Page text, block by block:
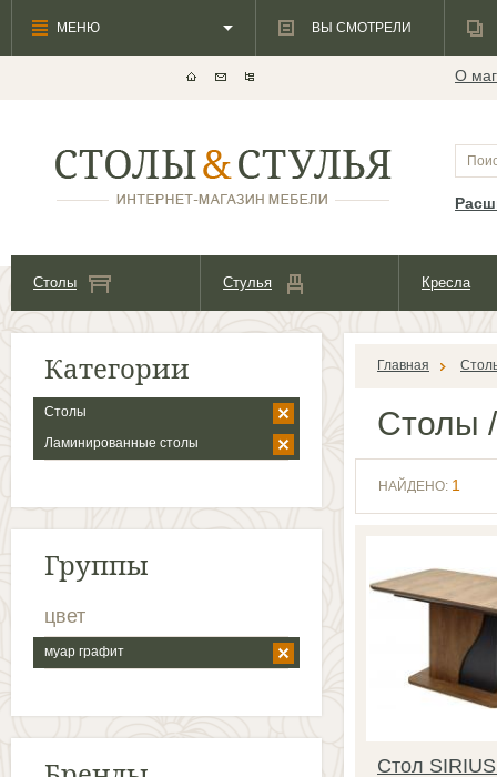
О
Столы Стулья Кресла
Категории
Столы
Ламинированные столы
Группы
цвет
муар графит
Главная
Столы /
НАЙДЕНО: 1
Стол
МЕНЮ ВЫ СМОТРЕЛИ